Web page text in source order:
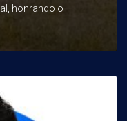
honrando o